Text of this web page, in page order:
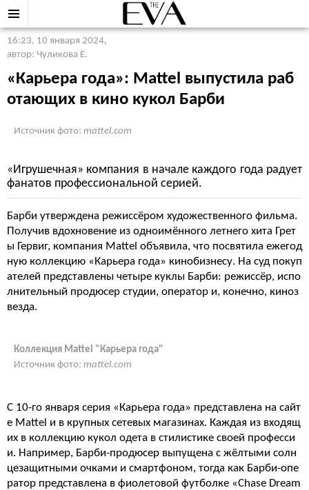
16:23, 10 января 2024,
автор: Чуликова Е.
«Карьера года»: Mattel выпустила раб
отающих в кино кукол Барби
Источник фото: mattel.com
«Игрушечная» компания в начале каждого года радует
фанатов профессиональной серией.
Барби утверждена режиссёром художественного фильма.
Получив вдохновение из одноимённого летнего хита Грет
ы Гервиг, компания Mattel объявила, что посвятила ежегод
ную коллекцию «Карьера года» кинобизнесу. На суд покуп
ателей представлены четыре куклы Барби: режиссёр, испо
лнительный продюсер студии, оператор и, конечно, киноз
везда.
Коллекция Mattel "Карьера года"
Источник фото: mattel.com
С 10-го января серия «Карьера года» представлена на сайт
е Mattel и в крупных сетевых магазинах. Каждая из входящ
их в коллекцию кукол одета в стилистике своей професси
и. Например, Барби-продюсер выпущена с жёлтыми солн
цезащитными очками и смартфоном, тогда как Барби-опе
ратор представлена в фиолетовой футболке «Chase Dream